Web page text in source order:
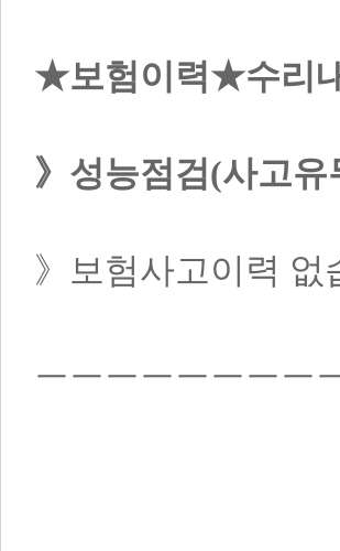
★보험이력★수리
》성능점검(사고
》보험사고이력 없
ㅡㅡㅡㅡㅡㅡㅡㅡ